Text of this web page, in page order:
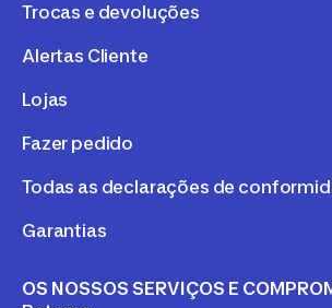
Trocas e devoluções
Alertas Cliente
Lojas
Fazer pedido
Todas as declarações de
Garantias
OS NOSSOS SERVIÇOS E